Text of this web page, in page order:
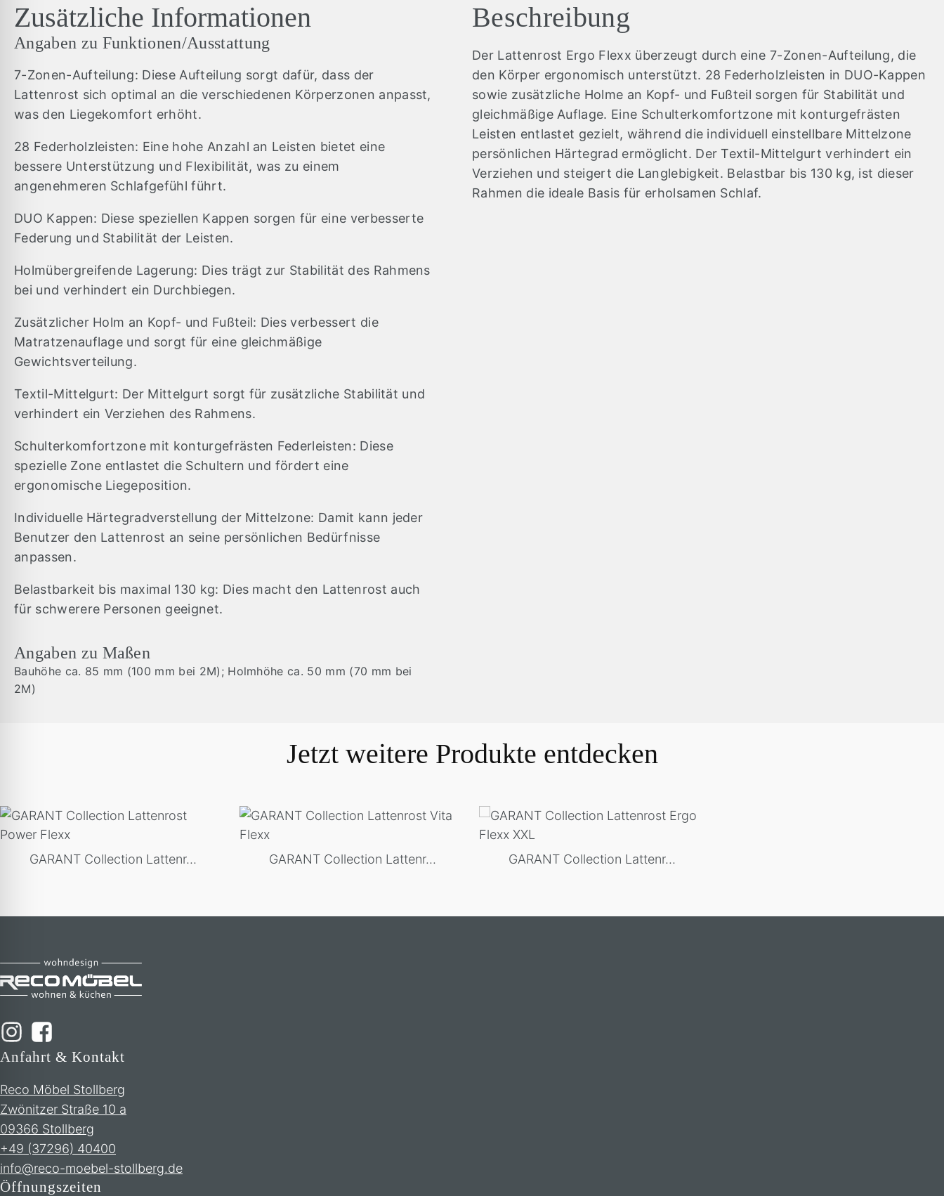
Zusätzliche Informationen
Angaben zu Funktionen/Ausstattung
7-Zonen-Aufteilung: Diese Aufteilung sorgt dafür, dass der
Lattenrost sich optimal an die verschiedenen Körperzonen anpasst,
was den Liegekomfort erhöht.
28 Federholzleisten: Eine hohe Anzahl an Leisten bietet eine
bessere Unterstützung und Flexibilität, was zu einem
angenehmeren Schlafgefühl führt.
DUO Kappen: Diese speziellen Kappen sorgen für eine verbesserte
Federung und Stabilität der Leisten.
Holmübergreifende Lagerung: Dies trägt zur Stabilität des Rahmens
bei und verhindert ein Durchbiegen.
Zusätzlicher Holm an Kopf- und Fußteil: Dies verbessert die
Matratzenauflage und sorgt für eine gleichmäßige
Gewichtsverteilung.
Textil-Mittelgurt: Der Mittelgurt sorgt für zusätzliche Stabilität und
verhindert ein Verziehen des Rahmens.
Schulterkomfortzone mit konturgefrästen Federleisten: Diese
spezielle Zone entlastet die Schultern und fördert eine
ergonomische Liegeposition.
Individuelle Härtegradverstellung der Mittelzone: Damit kann jeder
Benutzer den Lattenrost an seine persönlichen Bedürfnisse
anpassen.
Belastbarkeit bis maximal 130 kg: Dies macht den Lattenrost auch
für schwerere Personen geeignet.
Angaben zu Maßen
Bauhöhe ca. 85 mm (100 mm bei 2M); Holmhöhe ca. 50 mm (70 mm bei
2M)
Beschreibung
Der Lattenrost Ergo Flexx überzeugt durch eine 7-Zonen-Aufteilung, die
den Körper ergonomisch unterstützt. 28 Federholzleisten in DUO-Kappen
sowie zusätzliche Holme an Kopf- und Fußteil sorgen für Stabilität und
gleichmäßige Auflage. Eine Schulterkomfortzone mit konturgefrästen
Leisten entlastet gezielt, während die individuell einstellbare Mittelzone
persönlichen Härtegrad ermöglicht. Der Textil-Mittelgurt verhindert ein
Verziehen und steigert die Langlebigkeit. Belastbar bis 130 kg, ist dieser
Rahmen die ideale Basis für erholsamen Schlaf.
Jetzt weitere Produkte entdecken
GARANT Collection Lattenr... GARANT Collection Lattenr... GARANT Collection Lattenr...
Anfahrt & Kontakt
Reco Möbel Stollberg
Zwönitzer Straße 10 a
09366 Stollberg
+49 (37296) 40400
info@reco-moebel-stollberg.de
Öffnungszeiten